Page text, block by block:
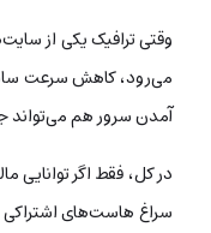
وقتی ترافیک یکی از
می‌رود، کاهش سرعت
آمدن سرور هم می‌تواند
در کل، فقط اگر توانایی
سراغ هاست‌های اشتراکی